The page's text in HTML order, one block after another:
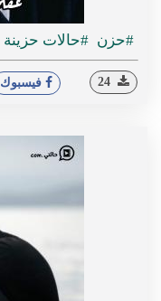
#حزن #حالات حزينة
فيسبوك